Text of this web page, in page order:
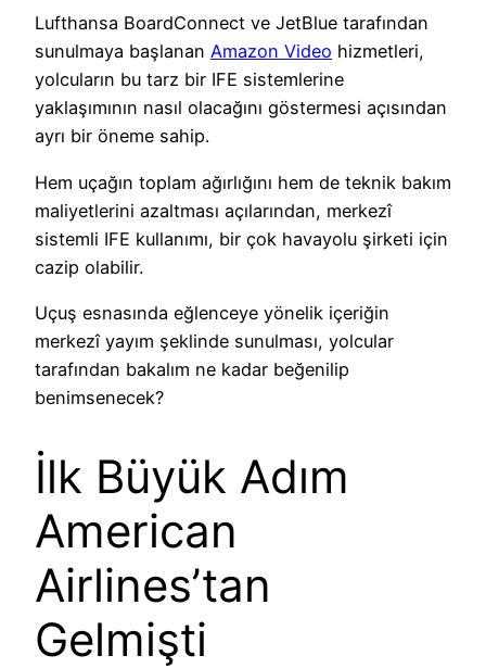
Lufthansa BoardConnect ve JetBlue tarafından
sunulmaya başlanan Amazon Video hizmetleri,
yolcuların bu tarz bir IFE sistemlerine
yaklaşımının nasıl olacağını göstermesi açısından
ayrı bir öneme sahip.
Hem uçağın toplam ağırlığını hem de teknik bakım
maliyetlerini azaltması açılarından, merkezî
sistemli IFE kullanımı, bir çok havayolu şirketi için
cazip olabilir.
Uçuş esnasında eğlenceye yönelik içeriğin
merkezî yayım şeklinde sunulması, yolcular
tarafından bakalım ne kadar beğenilip
benimsenecek?
İlk Büyük Adım
American
Airlines’tan
Gelmişti